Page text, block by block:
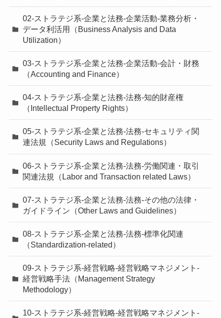
02-ストラテジ系-企業と法務-企業活動-業務分析・
データ利活用（Business Analysis and Data
Utilization）
03-ストラテジ系-企業と法務-企業活動-会計・財務
（Accounting and Finance）
04-ストラテジ系-企業と法務-法務-知的財産権
（Intellectual Property Rights）
05-ストラテジ系-企業と法務-法務-セキュリティ関
連法規（Security Laws and Regulations）
06-ストラテジ系-企業と法務-法務-労働関連・取引
関連法規（Labor and Transaction related Laws）
07-ストラテジ系-企業と法務-法務-その他の法律・
ガイドライン（Other Laws and Guidelines）
08-ストラテジ系-企業と法務-法務-標準化関連
（Standardization-related）
09-ストラテジ系-経営戦略-経営戦略マネジメント-
経営戦略手法（Management Strategy
Methodology）
10-ストラテジ系-経営戦略-経営戦略マネジメント-